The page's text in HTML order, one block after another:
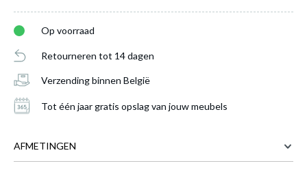
Op voorraad
Retourneren tot 14 dagen
Verzending binnen België
Tot één jaar gratis opslag van jouw meubels
AFMETINGEN